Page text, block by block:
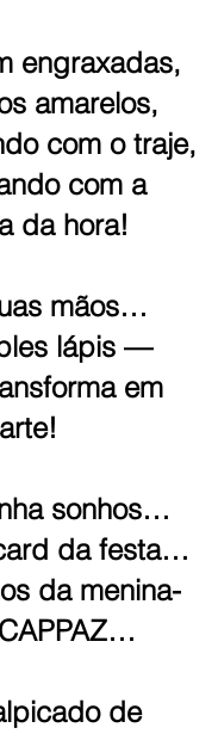
engraxadas,
amarelos,
com o traje,
com a
da hora!
mãos…
lápis —
em
arte!
sonhos…
da festa…
da menina-
de